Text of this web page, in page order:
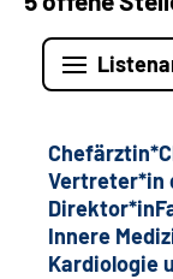
Vertreter*in
Innere
Kardiologie